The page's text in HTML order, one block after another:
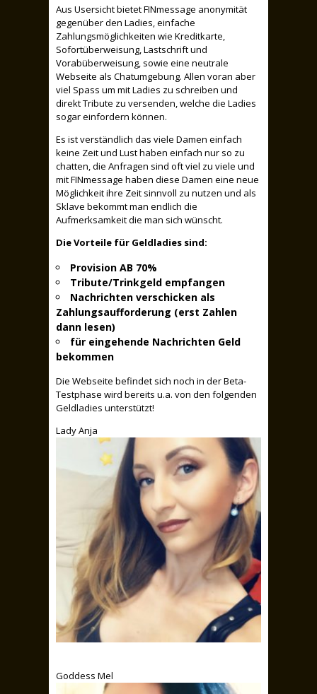
Aus Usersicht bietet FINmessage anonymität
gegenüber den Ladies, einfache
Zahlungsmöglichkeiten wie Kreditkarte,
Sofortüberweisung, Lastschrift und
Vorabüberweisung, sowie eine neutrale
Webseite als Chatumgebung. Allen voran aber
viel Spass um mit Ladies zu schreiben und
direkt Tribute zu versenden, welche die Ladies
sogar einfordern können.
Es ist verständlich das viele Damen einfach
keine Zeit und Lust haben einfach nur so zu
chatten, die Anfragen sind oft viel zu viele und
mit FINmessage haben diese Damen eine neue
Möglichkeit ihre Zeit sinnvoll zu nutzen und als
Sklave bekommt man endlich die
Aufmerksamkeit die man sich wünscht.
Die Vorteile für Geldladies sind:
Provision AB 70%
Tribute/Trinkgeld empfangen
Nachrichten verschicken als
Zahlungsaufforderung (erst Zahlen
dann lesen)
für eingehende Nachrichten Geld
bekommen
Die Webseite befindet sich noch in der Beta-
Testphase wird bereits u.a. von den folgenden
Geldladies unterstützt!
Lady Anja
Goddess Mel